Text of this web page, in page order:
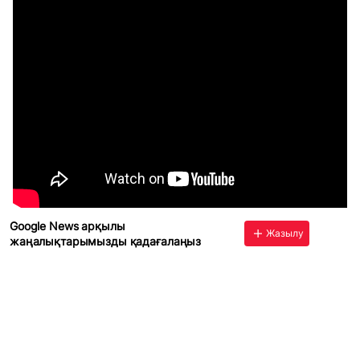
Google News арқылы
жаңалықтарымызды қадағалаңыз
Жазылу